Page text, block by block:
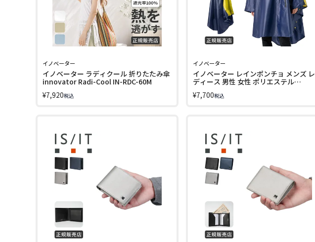
イノベーター
イノベーター ラディクール 折りたたみ傘
innovator Radi-Cool IN-RDC-60M
¥7,920税込
イノベーター
イノベーター レインポンチョ メンズ レ
ディース 男性 女性 ポリエステル
¥7,700税込